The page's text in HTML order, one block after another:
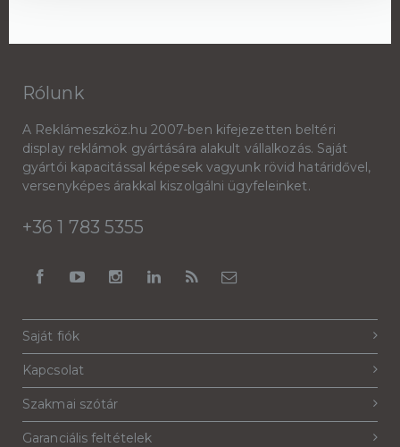
Rólunk
A Reklámeszköz.hu 2007-ben kifejezetten beltéri
display reklámok gyártására alakult vállalkozás. Saját
gyártói kapacitással képesek vagyunk rövid határidővel,
versenyképes árakkal kiszolgálni ügyfeleinket.
+36 1 783 5355
Saját fiók
Kapcsolat
Szakmai szótár
Garanciális feltételek